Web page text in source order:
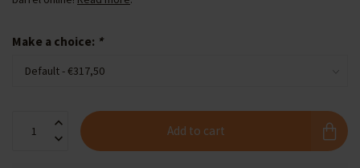
Make a choice: *
Add to cart